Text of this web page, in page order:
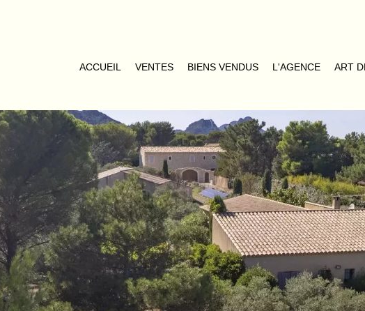
ACCUEIL VENTES BIENS VENDUS L'AGENCE ART